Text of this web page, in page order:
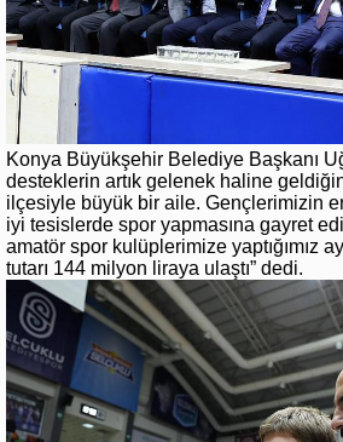
Konya Büyükşehir Belediye Başkanı
desteklerin artık gelenek haline
ilçesiyle büyük bir aile. Gençlerimizin
iyi tesislerde spor yapmasına gayret
amatör spor kulüplerimize yaptığımız
tutarı 144 milyon liraya ulaştı” dedi.